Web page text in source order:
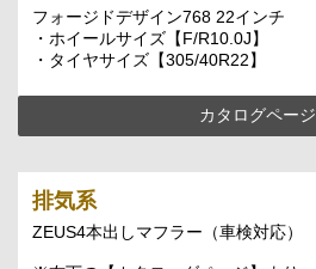
フォージドデザイン768 22インチ
・ホイールサイズ【F/R10.0J】
・タイヤサイズ【305/40R22】
カタログページ
排気系
ZEUS4本出しマフラー（車検対応）